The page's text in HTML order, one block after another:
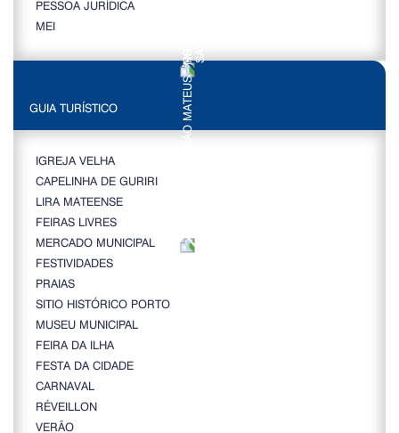
PESSOA JURÍDICA
MEI
GUIA TURÍSTICO
IGREJA VELHA
CAPELINHA DE GURIRI
LIRA MATEENSE
FEIRAS LIVRES
MERCADO MUNICIPAL
FESTIVIDADES
PRAIAS
SITIO HISTÓRICO PORTO
MUSEU MUNICIPAL
FEIRA DA ILHA
FESTA DA CIDADE
CARNAVAL
RÉVEILLON
VERÃO